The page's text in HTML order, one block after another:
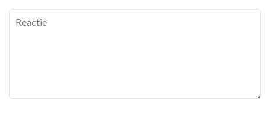
Reactie